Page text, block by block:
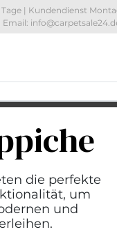
Tage| Kundendienst
Email:
die perfekte
um
und